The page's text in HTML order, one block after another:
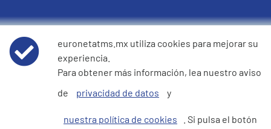
Políticas
Términos y condiciones
Aviso de privacidad de datos
Cookie Policy
euronetatms.mx utiliza cookies para mejorar su
experiencia.
Para obtener más información, lea nuestro aviso
de
privacidad de datos y
nuestra política de cookies
. Si pulsa el botón